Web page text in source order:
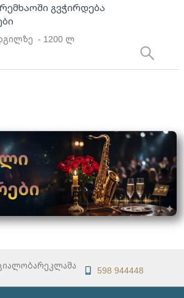
გვჭირდება
- 1200 ლ
რეკლამა 598 944448